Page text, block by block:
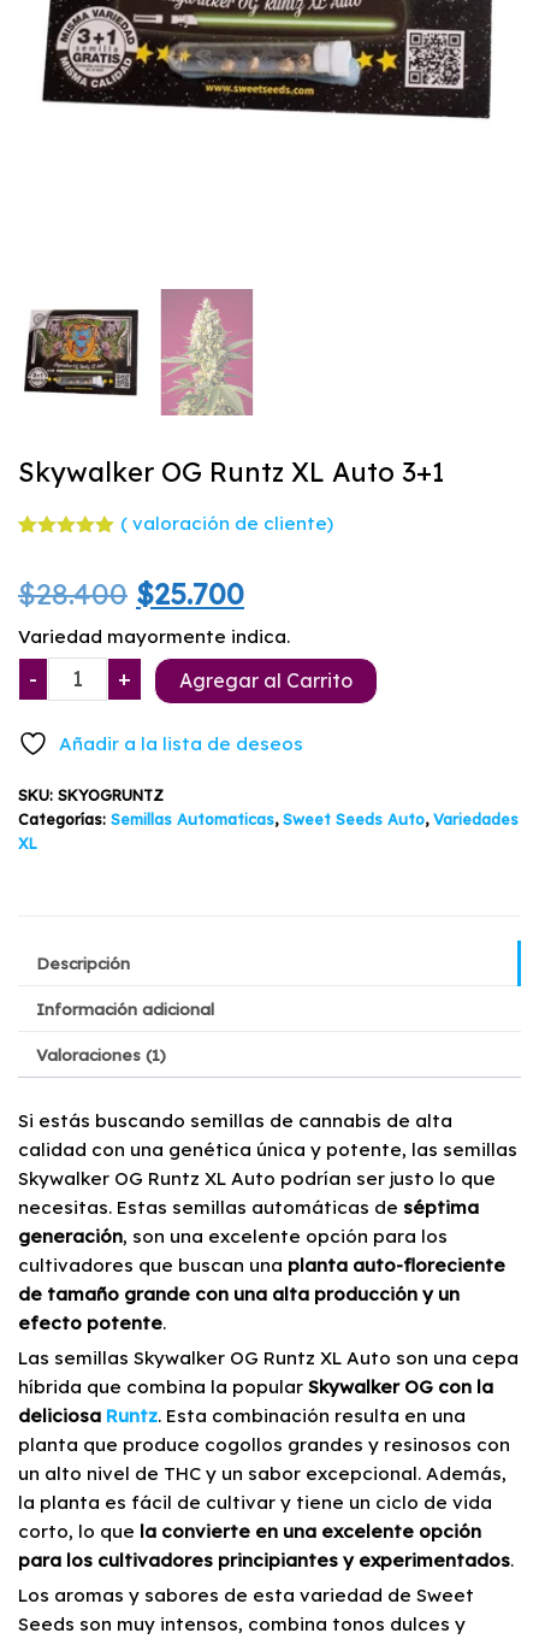
Skywalker OG Runtz XL Auto 3+1
de 5 en
base a
de un
cliente
( valoración de cliente)
$28.400 El
precio
original
era:
$25.700El
precio
actual
es:
Variedad mayormente indica.
-
Skywalker
OG
XL
Auto
3+1
+ Agregar al Carrito
Añadir a la lista de deseos
SKU: SKYOGRUNTZ
Categorías: Semillas Automaticas,Sweet Seeds Auto,Variedades
XL
Descripción
Información adicional
Valoraciones (1)
Si estás buscando semillas de cannabis de alta
calidad con una genética única y potente, las semillas
Skywalker OG Runtz XL Auto podrían ser justo lo que
necesitas. Estas semillas automáticas de séptima
generación, son una excelente opción para los
cultivadores que buscan una planta auto-floreciente
de tamaño grande con una alta producción y un
efecto potente.
Las semillas Skywalker OG Runtz XL Auto son una cepa
híbrida que combina la popular Skywalker OG con la
deliciosa Runtz. Esta combinación resulta en una
planta que produce cogollos grandes y resinosos con
un alto nivel de THC y un sabor excepcional. Además,
la planta es fácil de cultivar y tiene un ciclo de vida
corto, lo que la convierte en una excelente opción
para los cultivadores principiantes y experimentados.
Los aromas y sabores de esta variedad de Sweet
Seeds son muy intensos, combina tonos dulces y